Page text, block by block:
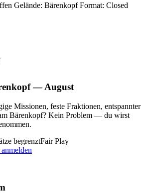
Gelände: Bärenkopf Format: Closed
— August
Missionen, feste Fraktionen, entspannter
Bärenkopf? Kein Problem — du wirst
begrenztFair Play
anmelden